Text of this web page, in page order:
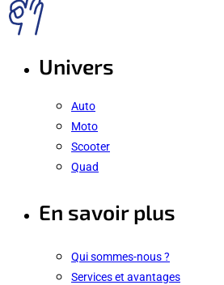
Univers
Auto
Moto
Scooter
Quad
En savoir plus
Qui sommes-nous ?
Services et avantages